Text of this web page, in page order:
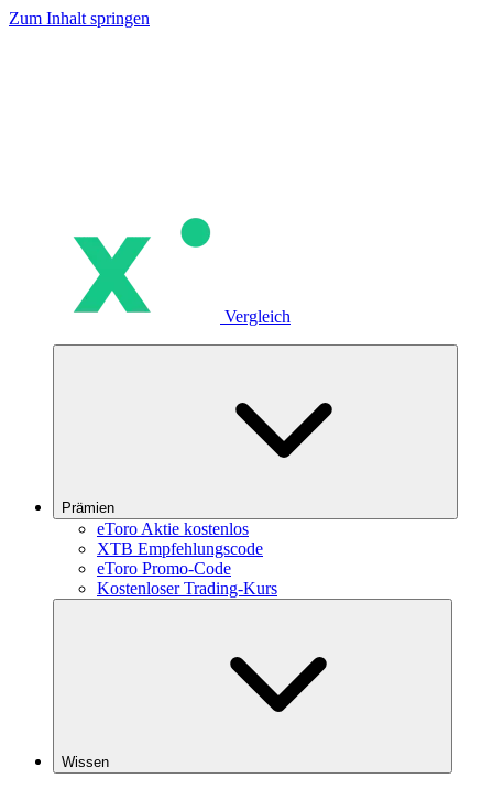
Zum Inhalt springen
Vergleich
Prämien
eToro Aktie kostenlos
XTB Empfehlungscode
eToro Promo-Code
Kostenloser Trading-Kurs
Wissen